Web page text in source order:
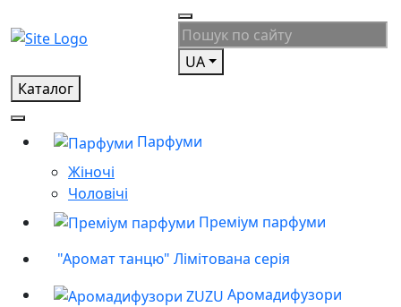
UA
Каталог
Парфуми
Жіночі
Чоловічі
Преміум парфуми
"Аромат танцю" Лімітована серія
Аромадифузори